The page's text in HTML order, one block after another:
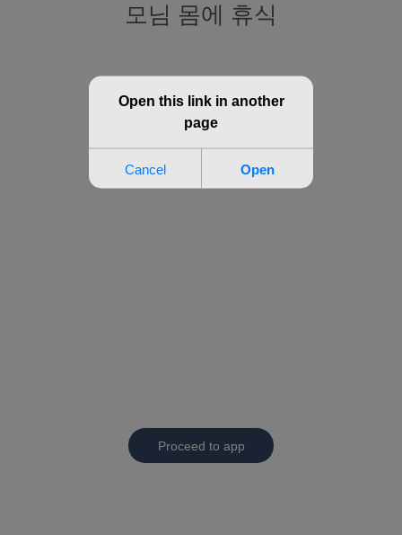
모님 몸에 휴식
Proceed to app